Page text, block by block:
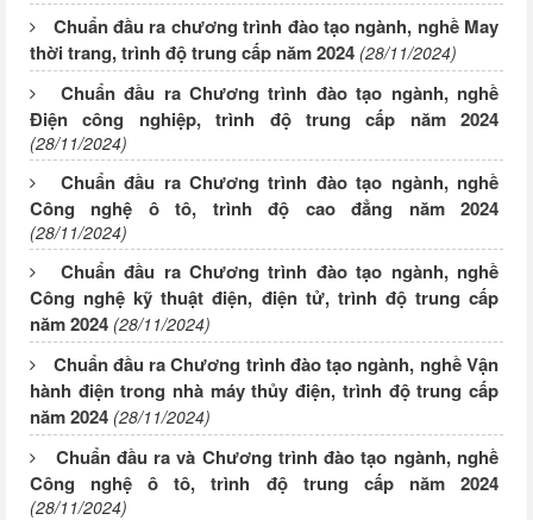
Chuẩn đầu ra chương trình đào tạo ngành, nghề May
thời trang, trình độ trung cấp năm 2024 (28/11/2024)
Chuẩn đầu ra Chương trình đào tạo ngành, nghề
Điện công nghiệp, trình độ trung cấp năm 2024
(28/11/2024)
Chuẩn đầu ra Chương trình đào tạo ngành, nghề
Công nghệ ô tô, trình độ cao đẳng năm 2024
(28/11/2024)
Chuẩn đầu ra Chương trình đào tạo ngành, nghề
Công nghệ kỹ thuật điện, điện tử, trình độ trung cấp
năm 2024 (28/11/2024)
Chuẩn đầu ra Chương trình đào tạo ngành, nghề Vận
hành điện trong nhà máy thủy điện, trình độ trung cấp
năm 2024 (28/11/2024)
Chuẩn đầu ra và Chương trình đào tạo ngành, nghề
Công nghệ ô tô, trình độ trung cấp năm 2024
(28/11/2024)